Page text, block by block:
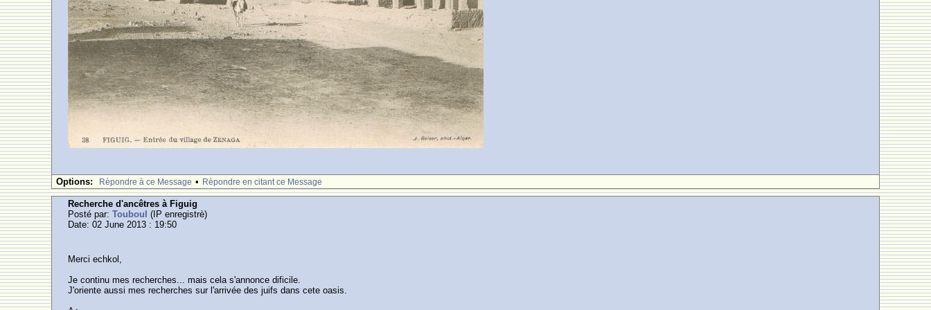
Options: Rèpondre à ce Message • Rèpondre en citant ce Message
Recherche d'ancêtres à Figuig
Posté par:Touboul (IP enregistrè)
Date: 02 June 2013 : 19:50
Merci echkol,
Je continu mes recherches... mais cela s'annonce dificile.
J'oriente aussi mes recherches sur l'arrivée des juifs dans cete oasis.